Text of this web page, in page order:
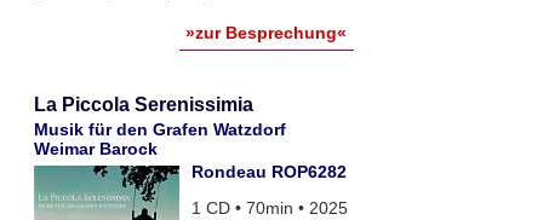
»zur Besprechung«
La Piccola Serenissimia
Musik für den Grafen Watzdorf
Weimar Barock
Rondeau ROP6282
1 CD • 70min • 2025